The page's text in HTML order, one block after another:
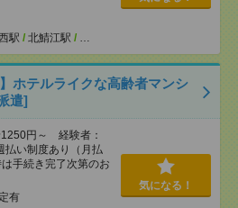
駅 / 北鯖江駅 / …
ホテルライクな高齢者マンシ
遣]
円～ 経験者：
い制度あり（月払
手続き完了次第のお
有
気になる！